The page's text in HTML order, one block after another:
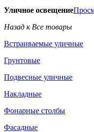
Уличное освещение
Назад к Все товары
Встраиваемые уличные
Грунтовые
Подвесные уличные
Накладные
Фонарные столбы
Фасадные